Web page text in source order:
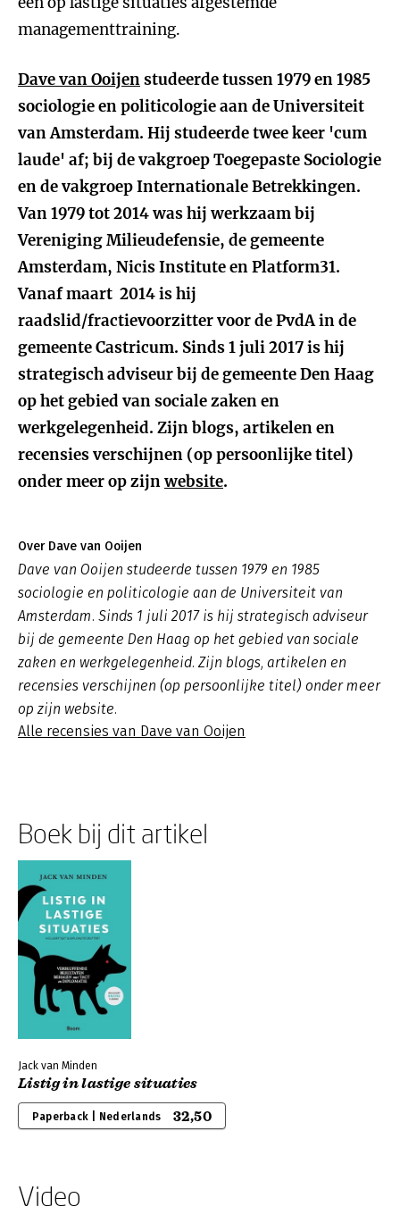
managementtraining.
Dave van Ooijenstudeerde tussen 1979 en 1985
sociologie en politicologie aan de Universiteit
van Amsterdam. Hij studeerde twee keer 'cum
laude' af; bij de vakgroep Toegepaste Sociologie
en de vakgroep Internationale Betrekkingen.
Van 1979 tot 2014 was hij werkzaam bij
Vereniging Milieudefensie, de gemeente
Amsterdam, Nicis Institute en Platform31.
Vanaf maart 2014 is hij
raadslid/fractievoorzitter voor de PvdA in de
gemeente Castricum. Sinds 1 juli 2017 is hij
strategisch adviseur bij de gemeente Den Haag
op het gebied van sociale zaken en
werkgelegenheid. Zijn blogs, artikelen en
recensies verschijnen (op persoonlijke titel)
onder meer op zijnwebsite.
Over Dave van Ooijen
Dave van Ooijen studeerde tussen 1979 en 1985
sociologie en politicologie aan de Universiteit van
Amsterdam. Sinds 1 juli 2017 is hij strategisch adviseur
bij de gemeente Den Haag op het gebied van sociale
zaken en werkgelegenheid. Zijn blogs, artikelen en
recensies verschijnen (op persoonlijke titel) onder meer
op zijn website.
Alle recensies van Dave van Ooijen
Boek bij dit artikel
Jack van Minden
Listig in lastige situaties
Paperback | Nederlands 32,50
Video